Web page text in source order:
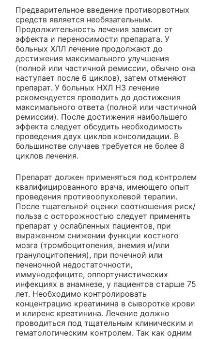
Предварительное введение противорвотных
средств является необязательным.
Продолжительность лечения зависит от
эффекта и переносимости препарата. У
больных ХЛЛ лечение продолжают до
достижения максимального улучшения
(полной или частичной ремиссии, обычно она
наступает после 6 циклов), затем отменяют
препарат. У больных НХЛ НЗ лечение
рекомендуется проводить до достижения
максимального ответа (полной или частичной
ремиссии). После достижения наибольшего
эффекта следует обсудить необходимость
проведения двух циклов консолидации. В
большинстве случаев требуется не более 8
циклов лечения.
Препарат должен применяться под контролем
квалифицированного врача, имеющего опыт
проведения противоопухолевой терапии.
После тщательной оценки соотношения риск/
польза с осторожностью следует применять
препарат у ослабленных пациентов, при
выраженном снижении функции костного
мозга (тромбоцитопения, анемия и/или
гранулоцитопения), при почечной или
печеночной недостаточности,
иммунодефиците, оппортунистических
инфекциях в анамнезе, у пациентов старше 75
лет. Необходимо контролировать
концентрацию креатинина в сыворотке крови
и клиренс креатинина. Лечение должно
проводиться под тщательным клиническим и
гематологическим контролем. Так как одним